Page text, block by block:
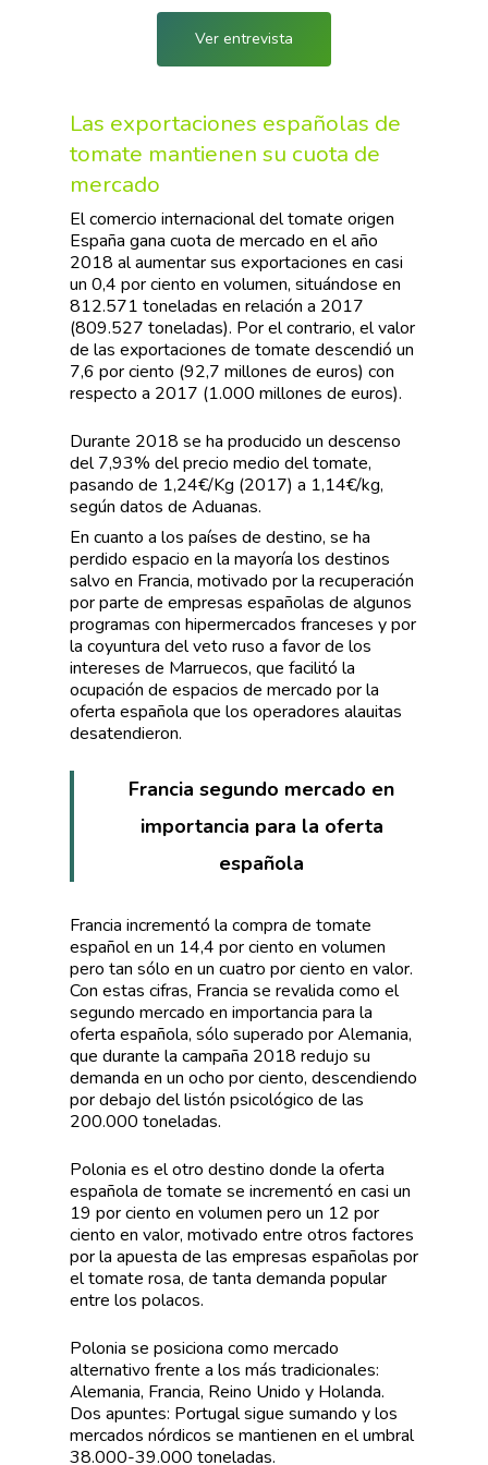
Ver entrevista
Las exportaciones españolas de
tomate mantienen su cuota de
mercado
El comercio internacional del tomate origen
España gana cuota de mercado en el año
2018 al aumentar sus exportaciones en casi
un 0,4 por ciento en volumen, situándose en
812.571 toneladas en relación a 2017
(809.527 toneladas). Por el contrario, el valor
de las exportaciones de tomate descendió un
7,6 por ciento (92,7 millones de euros) con
respecto a 2017 (1.000 millones de euros).
Durante 2018 se ha producido un descenso
del 7,93% del precio medio del tomate,
pasando de 1,24€/Kg (2017) a 1,14€/kg,
según datos de Aduanas.
En cuanto a los países de destino, se ha
perdido espacio en la mayoría los destinos
salvo en Francia, motivado por la recuperación
por parte de empresas españolas de algunos
programas con hipermercados franceses y por
la coyuntura del veto ruso a favor de los
intereses de Marruecos, que facilitó la
ocupación de espacios de mercado por la
oferta española que los operadores alauitas
desatendieron.
Francia segundo mercado en
importancia para la oferta
española
Francia incrementó la compra de tomate
español en un 14,4 por ciento en volumen
pero tan sólo en un cuatro por ciento en valor.
Con estas cifras, Francia se revalida como el
segundo mercado en importancia para la
oferta española, sólo superado por Alemania,
que durante la campaña 2018 redujo su
demanda en un ocho por ciento, descendiendo
por debajo del listón psicológico de las
200.000 toneladas.
Polonia es el otro destino donde la oferta
española de tomate se incrementó en casi un
19 por ciento en volumen pero un 12 por
ciento en valor, motivado entre otros factores
por la apuesta de las empresas españolas por
el tomate rosa, de tanta demanda popular
entre los polacos.
Polonia se posiciona como mercado
alternativo frente a los más tradicionales:
Alemania, Francia, Reino Unido y Holanda.
Dos apuntes: Portugal sigue sumando y los
mercados nórdicos se mantienen en el umbral
38.000-39.000 toneladas.